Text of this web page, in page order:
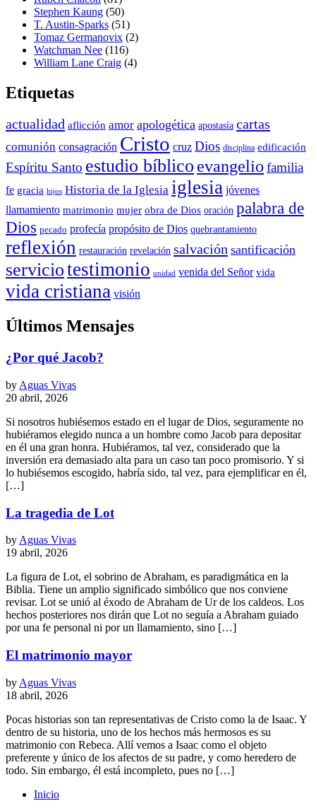
Stephen Kaung (50)
T. Austin-Sparks (51)
Tomaz Germanovix (2)
Watchman Nee (116)
William Lane Craig (4)
Etiquetas
actualidad aflicción amor apologética apostasía cartas
comunión consagración Cristo cruz Dios disciplina edificación
Espíritu Santo estudio bíblico evangelio familia
fe gracia hijos Historia de la Iglesia iglesia jóvenes
llamamiento matrimonio mujer obra de Dios oración palabra de
Dios pecado profecía propósito de Dios quebrantamiento
reflexión restauración revelación salvación santificación
serviciotestimonio unidad venida del Señor vida
vida cristiana visión
Últimos Mensajes
¿Por qué Jacob?
by Aguas Vivas
20 abril, 2026
Si nosotros hubiésemos estado en el lugar de Dios, seguramente no
hubiéramos elegido nunca a un hombre como Jacob para depositar
en él una gran honra. Hubiéramos, tal vez, considerado que la
inversión era demasiado alta para un caso tan poco promisorio. Y si
lo hubiésemos escogido, habría sido, tal vez, para ejemplificar en él,
[…]
La tragedia de Lot
byAguas Vivas
19 abril, 2026
La figura de Lot, el sobrino de Abraham, es paradigmática en la
Biblia. Tiene un amplio significado simbólico que nos conviene
revisar. Lot se unió al éxodo de Abraham de Ur de los caldeos. Los
hechos posteriores nos dirán que Lot no seguía a Abraham guiado
por una fe personal ni por un llamamiento, sino […]
El matrimonio mayor
by Aguas Vivas
18 abril, 2026
Pocas historias son tan representativas de Cristo como la de Isaac. Y
dentro de su historia, uno de los hechos más hermosos es su
matrimonio con Rebeca. Allí vemos a Isaac como el objeto
preferente y único de los afectos de su padre, y como heredero de
todo. Sin embargo, él está incompleto, pues no […]
Inicio